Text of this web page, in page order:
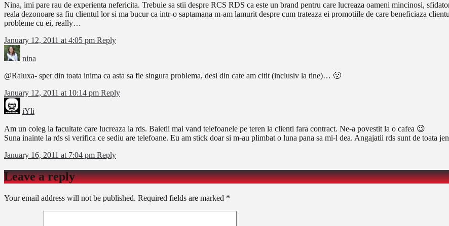
Nina, imi pare rau de experienta nefericita. Trebuie sa stii despre RCS RDS ca este un brand pentru care lucreaza oameni mincinosi,
reala dezonoare sa fiu clientul lor si ma bucur ca intr-o saptamana m-am lamurit despre cum trateaza ei promotiile de care beneficiaza
probleme cu ei, really…
January 12, 2011 at 4:05 pm Reply
nina
@Raluxa- sper din toata inima ca asta sa fie singura problema, desi din cate am citit (inclusiv la tine)… 🙁
January 12, 2011 at 10:14 pm Reply
iYli
Am un coleg la facultate care lucreaza la rds. Baietii mai vand telefoanele pe teren la clienti fara contract. Ne-a povestit la o cafea 😉
Suna inainte la rds si verifica ce sediu are telefoane. Eu am stick doar si m-au plimbat o luna pana sa mi-l dea. Angajatii rds sunt de toata
January 16, 2011 at 7:04 pm Reply
Leave a reply
Your email address will not be published. Required fields are marked *